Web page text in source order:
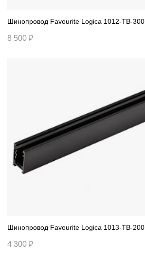
Шинопровод Favourite Logica 1012-TB-300
8 500 ₽
Шинопровод Favourite Logica 1013-TB-200
4 300 ₽